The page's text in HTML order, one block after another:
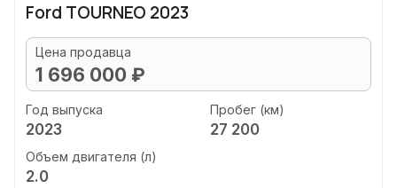
Ford TOURNEO 2023
Цена продавца
1 696 000 ₽
Год выпуска
2023
Пробег (км)
27 200
Объем двигателя (л)
2.0